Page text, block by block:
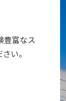
豊富なス
い。